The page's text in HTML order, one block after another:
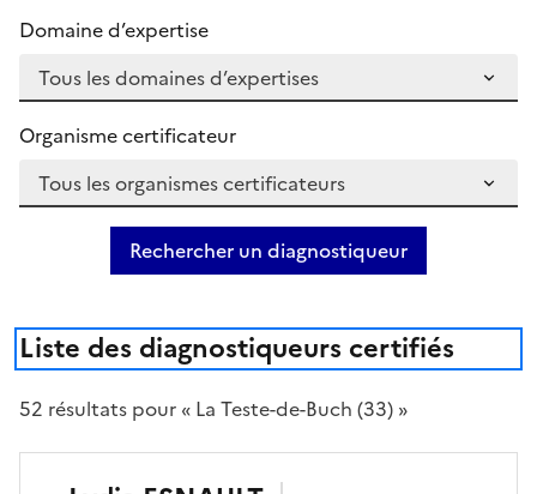
Domaine d’expertise
Organisme certificateur
Rechercher un diagnostiqueur
Liste des diagnostiqueurs certifiés
52 résultats pour « La Teste-de-Buch (33) »